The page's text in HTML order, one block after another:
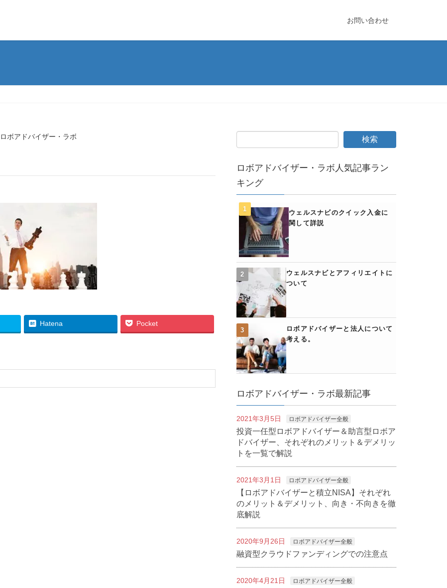
お問い合わせ
ロボアドバイザー・ラボ
Hatena Pocket
ロボアドバイザー・ラボ人気記事ラン
キング
ウェルスナビのクイック入金に
関して詳説
ウェルスナビとアフィリエイトに
ついて
ロボアドバイザーと法人について
考える。
ロボアドバイザー・ラボ最新記事
2021年3月5日 ロボアドバイザー全般
投資一任型ロボアドバイザー＆助言型ロボア
ドバイザー、それぞれのメリット＆デメリッ
トを一覧で解説
2021年3月1日 ロボアドバイザー全般
【ロボアドバイザーと積立NISA】それぞれ
のメリット＆デメリット、向き・不向きを徹
底解説
2020年9月26日 ロボアドバイザー全般
融資型クラウドファンディングでの注意点
2020年4月21日 ロボアドバイザー全般